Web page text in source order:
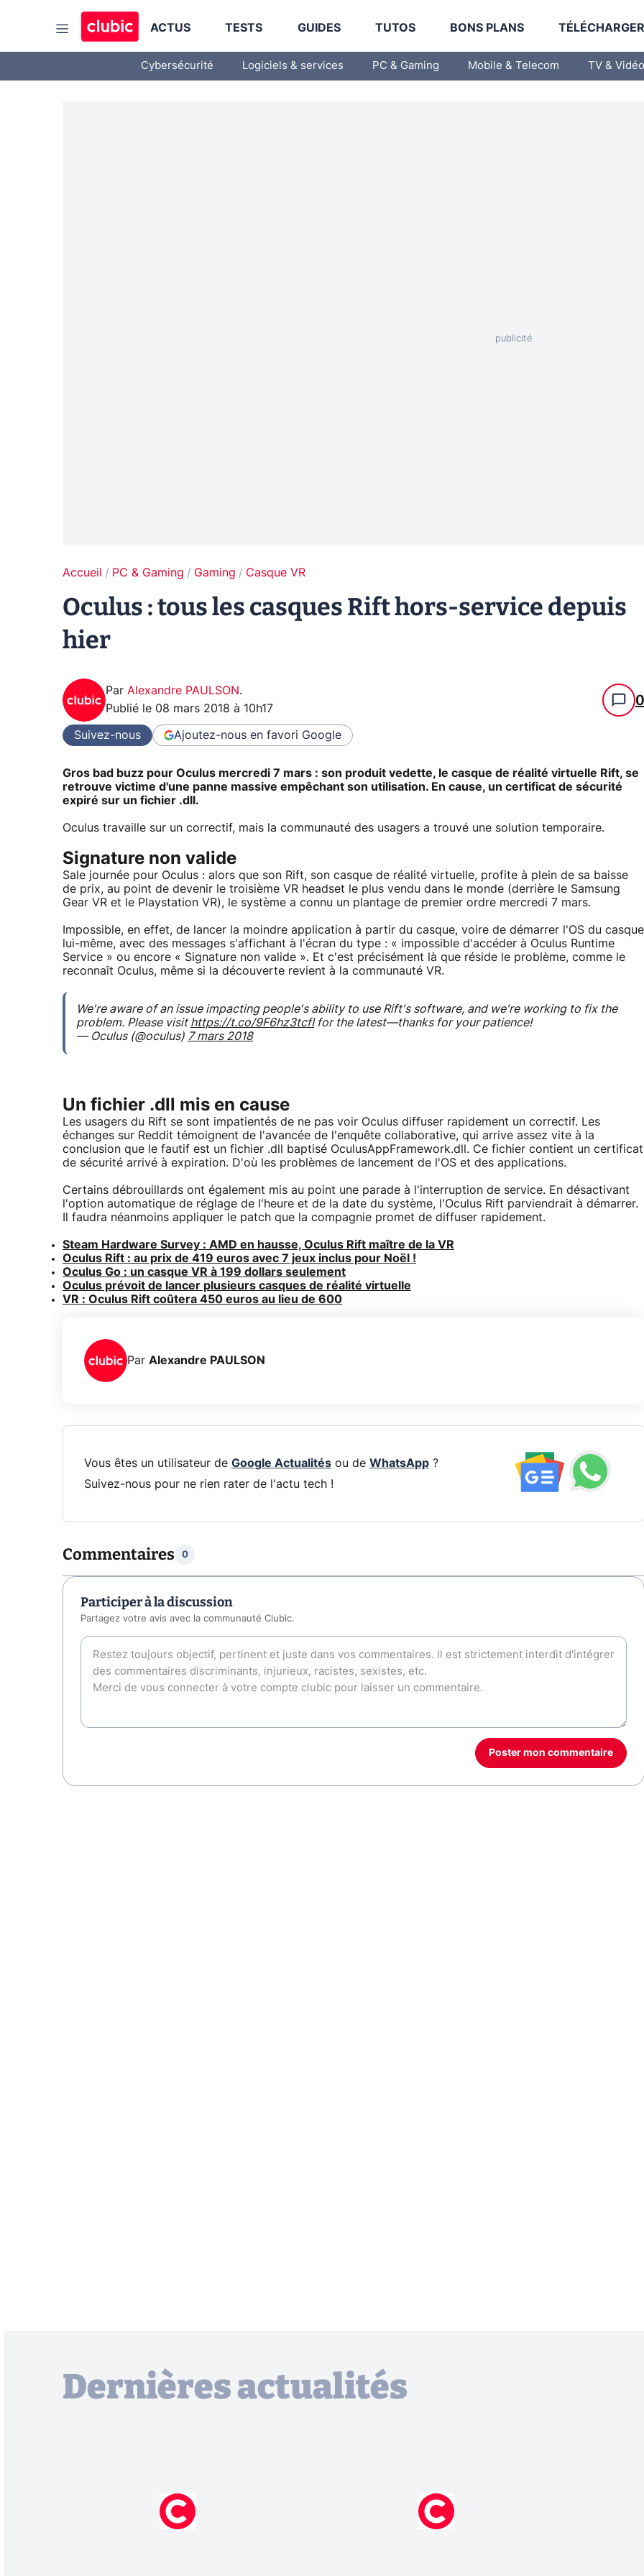
ACTUS TESTS GUIDES TUTOS BONS PLANS
Cybersécurité Logiciels & services PC & Gaming Mobile & Telecom TV & Vidéo
Accueil PC & Gaming Gaming Casque VR
Oculus : tous les casques Rift hors-service depuis
hier
Par Alexandre PAULSON.
Publié le 08 mars 2018 à 10h17 0
Suivez-nous Ajoutez-nous en favori Google
Gros bad buzz pour Oculus mercredi 7 mars : son produit vedette, le casque de réalité virtuelle Rift, se
retrouve victime d'une panne massive empêchant son utilisation. En cause, un certificat de sécurité
expiré sur un fichier .dll.
Oculus travaille sur un correctif, mais la communauté des usagers a trouvé une solution temporaire.
Signature non valide
Sale journée pour Oculus : alors que son Rift, son casque de réalité virtuelle, profite à plein de sa baisse
de prix, au point de devenir le troisième VR headset le plus vendu dans le monde (derrière le Samsung
Gear VR et le Playstation VR), le système a connu un plantage de premier ordre mercredi 7 mars.
Impossible, en effet, de lancer la moindre application à partir du casque, voire de démarrer l'OS du casque
lui-même, avec des messages s'affichant à l'écran du type : « impossible d'accéder à Oculus Runtime
Service » ou encore « Signature non valide ». Et c'est précisément là que réside le problème, comme le
reconnaît Oculus, même si la découverte revient à la communauté VR.
We're aware of an issue impacting people's ability to use Rift's software, and we're working to fix the
problem. Please visit https://t.co/9F6hz3tcfIfor the latest—thanks for your patience!
— Oculus (@oculus) 7 mars 2018
Un fichier .dll mis en cause
Les usagers du Rift se sont impatientés de ne pas voir Oculus diffuser rapidement un correctif. Les
échanges sur Reddit témoignent de l'avancée de l'enquête collaborative, qui arrive assez vite à la
conclusion que le fautif est un fichier .dll baptisé OculusAppFramework.dll. Ce fichier contient un certificat
de sécurité arrivé à expiration. D'où les problèmes de lancement de l'OS et des applications.
Certains débrouillards ont également mis au point une parade à l'interruption de service. En désactivant
l'option automatique de réglage de l'heure et de la date du système, l'Oculus Rift parviendrait à démarrer.
Il faudra néanmoins appliquer le patch que la compagnie promet de diffuser rapidement.
Steam Hardware Survey : AMD en hausse, Oculus Rift maître de la VR
Oculus Rift : au prix de 419 euros avec 7 jeux inclus pour Noël !
Oculus Go : un casque VR à 199 dollars seulement
Oculus prévoit de lancer plusieurs casques de réalité virtuelle
VR : Oculus Rift coûtera 450 euros au lieu de 600
Par Alexandre PAULSON
Vous êtes un utilisateur de Google Actualitésou de WhatsApp?
Suivez-nous pour ne rien rater de l'actu tech !
Commentaires 0
Participer à la discussion
Partagez votre avis avec la communauté Clubic.
Poster mon commentaire
Dernières actualités